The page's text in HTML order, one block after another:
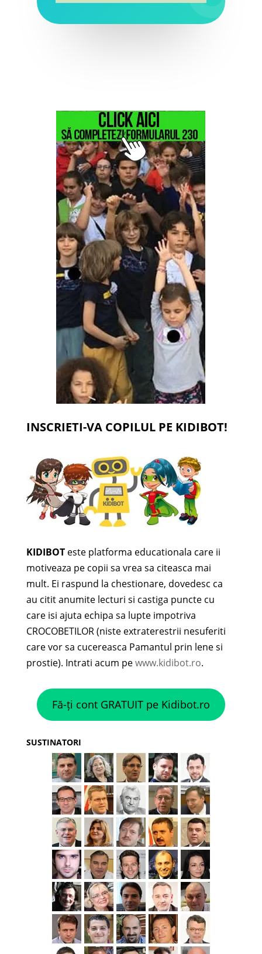
INSCRIETI-VA COPILUL PE KIDIBOT!
KIDIBOTeste platforma educationala care ii
motiveaza pe copii sa vrea sa citeasca mai
mult. Ei raspund la chestionare, dovedesc ca
au citit anumite lecturi si castiga puncte cu
care isi ajuta echipa sa lupte impotriva
CROCOBETILOR (niste extraterestrii nesuferiti
care vor sa cucereasca Pamantul prin lene si
prostie). Intrati acum pewww.kidibot.ro.
Fă-ți cont GRATUIT pe Kidibot.ro
SUSTINATORI